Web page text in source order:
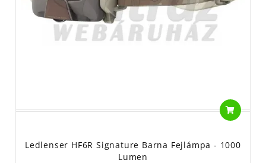
Ledlenser HF6R Signature Barna Fejlámpa - 1000
Lumen